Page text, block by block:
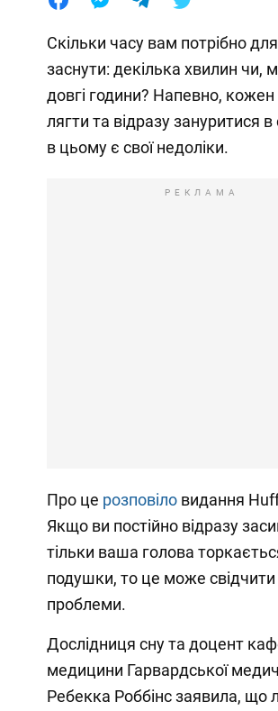
Скільки часу вам потрібно
заснути: декілька хвилин чи,
довгі години? Напевно, кожен
лягти та відразу зануритися в
в цьому є свої недоліки.
РЕКЛАМА
Про це розповіло видання
Якщо ви постійно відразу
тільки ваша голова
подушки, то це може свідчити
проблеми.
Дослідниця сну та доцент
медицини Гарвардської
Ребекка Роббінс заявила, що